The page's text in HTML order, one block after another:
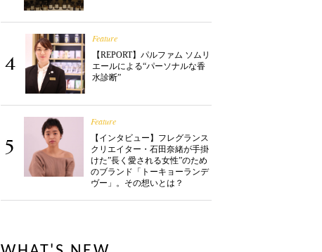
4
Feature
【REPORT】パルファム ソムリ
エールによる“パーソナルな香
水診断”
5
Feature
【インタビュー】フレグランス
クリエイター・石田奈緒が手掛
けた”長く愛される女性”のため
のブランド「トーキョーランデ
ヴー」。その想いとは？